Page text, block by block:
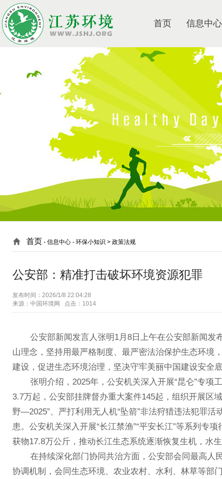
首页 信息中心
首页 - 信息中心 - 环保小知识 > 政策法规
公安部：精准打击破坏环境资源犯罪
发布时间：2026/1/8 22:04:28
来源：中国环境网 点击：1014
公安部新闻发言人张明1月8日上午在公安部新闻发
山理念，坚持用最严格制度、最严密法治保护生态环境
建设，促进生态环境治理，坚决守牢美丽中国建设安全
张明介绍，2025年，公安机关深入开展“昆仑”专项
3.7万起，公安部挂牌督办重大案件145起，组织开展区
野—2025”、严打利用无人机“坠箭”非法狩猎违法犯罪
患。公安机关深入开展“长江禁渔”“平安长江”等系列专
获物17.8万公斤，推动长江生态系统逐渐恢复生机，水
在持续深化部门协同共治方面，公安部会同最高人
协调机制，会同生态环境、农业农村、水利、林草等部